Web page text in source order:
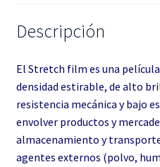
Descripción
El Stretch film es una
densidad estirable, de alto
resistencia mecánica y bajo
envolver productos y
almacenamiento y
agentes externos (polvo,